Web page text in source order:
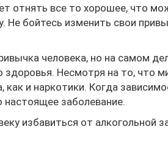
отнять все то хорошее, что
Не бойтесь изменить свои
человека, но на самом
здоровья. Несмотря на то, что
и наркотики. Когда
заболевание.
избавиться от алкогольной